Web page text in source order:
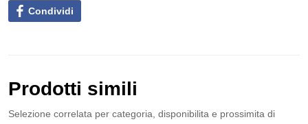
Condividi
Prodotti simili
Selezione correlata per categoria, disponibilita e prossimita di